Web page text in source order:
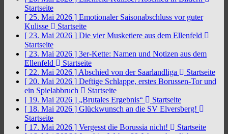
Startseite
[ 25. Mai 2026 ] Emotionaler Saisonabschluss vor guter
Kulisse
Startseite
[ 23. Mai 2026 ] Die vier Musketiere aus dem Ellenfeld
Startseite
[ 23. Mai 2026 ] 3er-Kette: Namen und Notizen aus dem
Ellenfeld
Startseite
[ 22. Mai 2026 ] Abschied von der Saarlandliga
Startseite
[ 20. Mai 2026 ] Deftige Schlappe, erstes Borussen-Tor und
ein Spielabbruch
Startseite
[ 19. Mai 2026 ] „Brutales Ergebnis“
Startseite
[ 18. Mai 2026 ] Glückwunsch an die SV Elversberg!
Startseite
[ 17. Mai 2026 ] Vergesst die Borussia nicht!
Startseite